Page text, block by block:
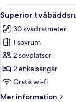
Öppna
alla
foton
för
Superior
tvåbäddsrum
(Skyline)
5
Superior
30 kvadratmeter
1 sovrum
2 sovplatser
2 enkelsängar
Gratis wi-fi
Mer information
Mer